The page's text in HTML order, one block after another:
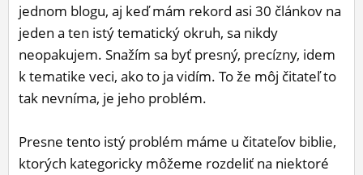
jednom blogu, aj keď mám rekord asi 30 článkov na
jeden a ten istý tematický okruh, sa nikdy
neopakujem. Snažím sa byť presný, precízny, idem
k tematike veci, ako to ja vidím. To že môj čitateľ to
tak nevníma, je jeho problém.
Presne tento istý problém máme u čitateľov biblie,
ktorých kategoricky môžeme rozdeliť na niektoré